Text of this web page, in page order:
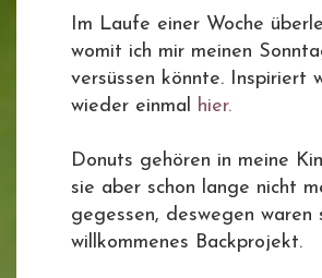
Im Laufe einer Woche
womit ich mir meinen
versüssen könnte. Inspiriert
wieder einmal hier.
Donuts gehören in meine
sie aber schon lange nicht
gegessen, deswegen waren
willkommenes Backprojekt.